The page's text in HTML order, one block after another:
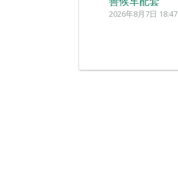
2026年8月7日 18:47